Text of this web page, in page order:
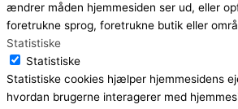
ændrer måden hjemmesiden ser ud, eller
foretrukne sprog, foretrukne butik eller
Statistiske
Statistiske
Statistiske cookies hjælper hjemmesidens
hvordan brugerne interagerer med